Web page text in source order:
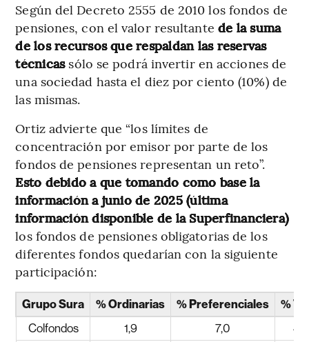
Según del Decreto 2555 de 2010 los fondos de
pensiones, con el valor resultante de la suma
de los recursos que respaldan las reservas
técnicassólo se podrá invertir en acciones de
una sociedad hasta el diez por ciento (10%) de
las mismas.
Ortiz advierte que “los límites de
concentración por emisor por parte de los
fondos de pensiones representan un reto”.
Esto debido a que tomando como base la
información a junio de 2025 (última
información disponible de la Superfinanciera)
los fondos de pensiones obligatorias de los
diferentes fondos quedarían con la siguiente
participación:
Grupo Sura % Ordinarias % Preferenciales
%
Colfondos
1,9 7,0
4,2